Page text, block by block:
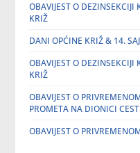
OBAVIJEST O
KRIŽ
DANI OPĆINE KRIŽ & 14.
OBAVIJEST O
KRIŽ
OBAVIJEST O
PROMETA NA DIONICI
OBAVIJEST O